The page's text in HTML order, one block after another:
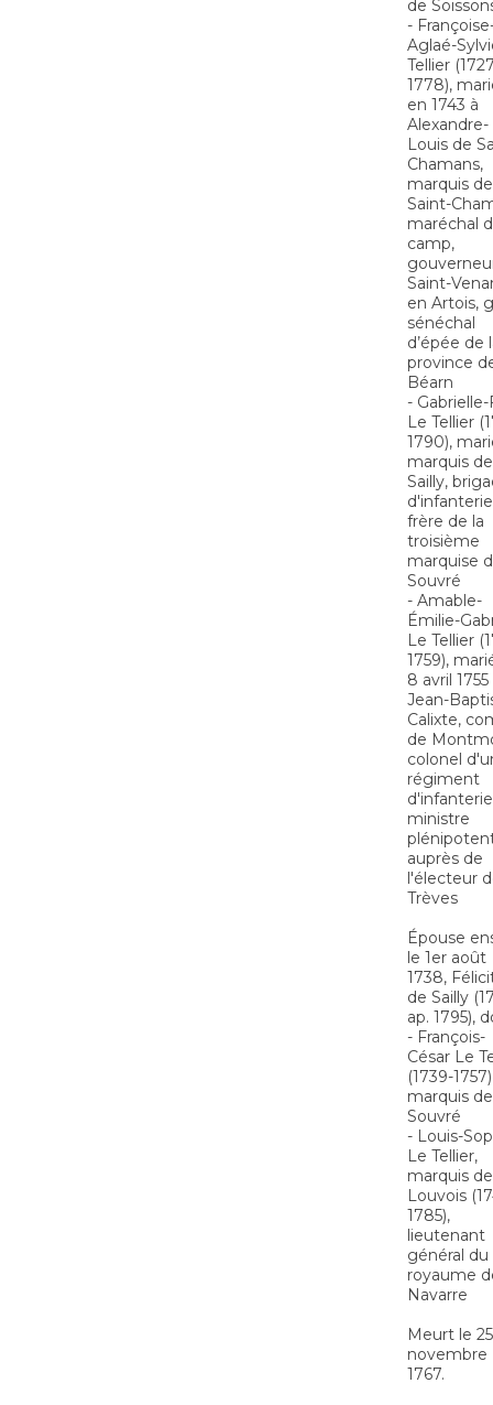
de
-
Aglaé-
Tellier
1778),
en 1743 à
Alexandre-
Louis de
Chamans,
marquis de
Saint-
maréchal
camp,
Saint-
en Artois,
sénéchal
d’épée de
province
Béarn
-
Le Tellier
1790),
marquis de
Sailly,
frère de la
troisième
marquise
Souvré
- Amable-
Émilie-
Le Tellier
1759),
8 avril 1755
Jean-
Calixte,
de
colonel
régiment
ministre
auprès de
l'électeur
Trèves
Épouse
le 1er août
1738,
de Sailly
ap. 1795),
- François-
César Le
(1739-
marquis de
Souvré
- Louis-
Le Tellier,
marquis de
Louvois
1785),
lieutenant
général du
royaume
Navarre
Meurt le 25
novembre
1767.